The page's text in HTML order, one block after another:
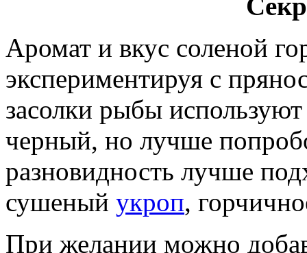
Аромат и вкус соленой
экспериментируя с
засолки рыбы
черный, но лучше
разновидность лучше
сушеный укроп,
При желании можно